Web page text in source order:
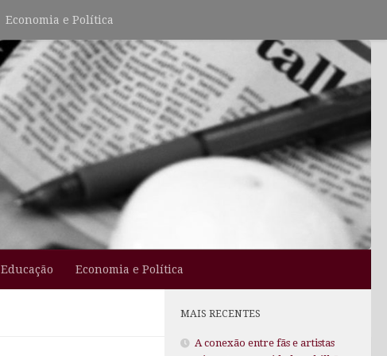
Economia e Política
Educação Economia e Política
MAIS RECENTES
A conexão entre fãs e artistas